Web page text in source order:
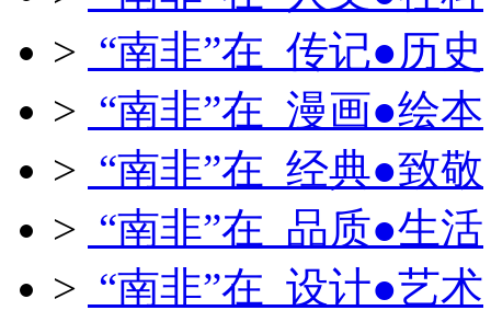
> “南非”在 传记●历史
> “南非”在 漫画●绘本
> “南非”在 经典●致敬
> “南非”在 品质●生活
> “南非”在 设计●艺术